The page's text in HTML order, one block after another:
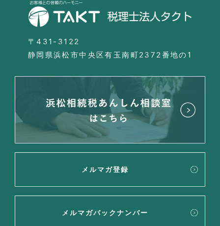
〒431-3122
静岡県浜松市中央区有玉南町2372番地の1
メルマガ登録
メルマガバックナンバー